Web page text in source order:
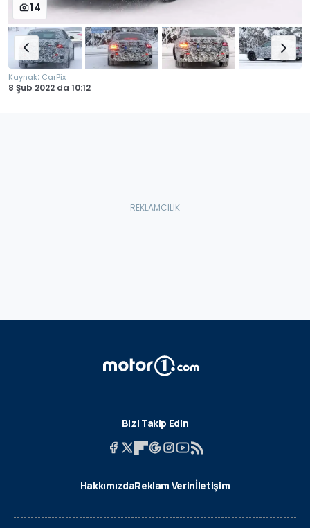
14
Kaynak: CarPix
8 Şub 2022 da 10:12
Bizi Takip Edin
HakkımızdaReklam Verinİletişim